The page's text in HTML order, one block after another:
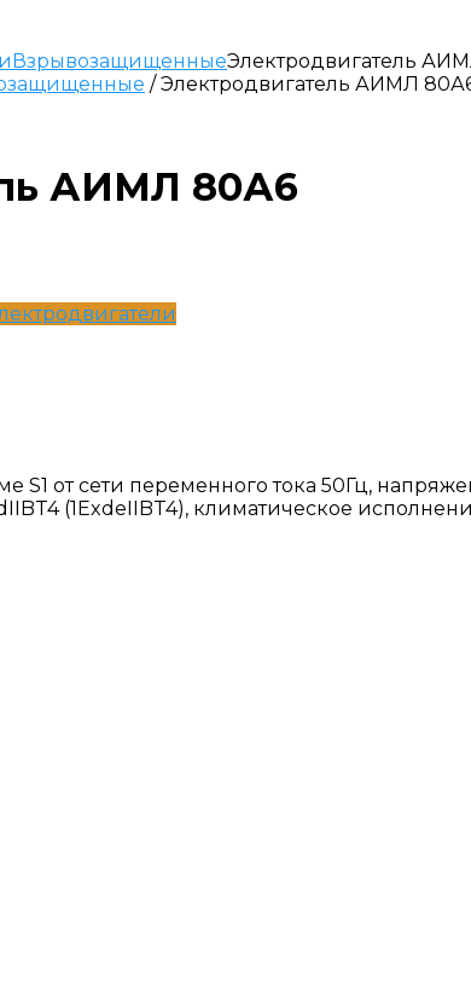
ВзрывозащищенныеЭлектродвигатель
/ Электродвигатель АИМЛ
АИМЛ 80А6
от сети переменного тока 50Гц,
(1ExdеIIBT4), климатическое